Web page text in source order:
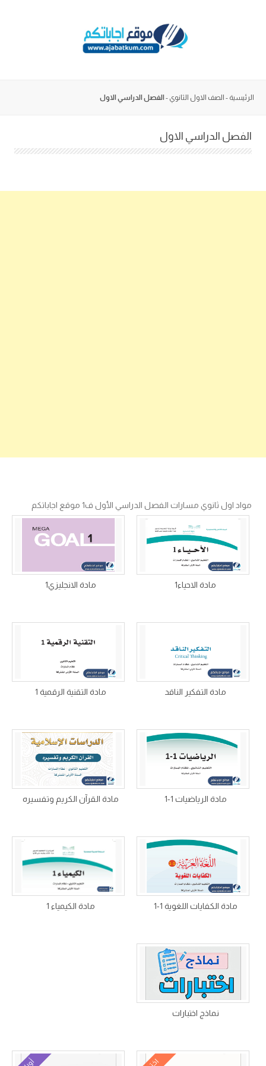
الرئيسية - الصف الاول الثانوي - الفصل الدراسي الاول
الفصل الدراسي الاول
مواد اول ثانوي مسارات الفصل الدراسي الأول ف1 موقع اجاباتكم
مادة الاحياء1 مادة الانجليزي1
مادة التفكير الناقد مادة التقنية الرقمية 1
مادة الرياضيات 1-1 مادة القرآن الكريم وتفسيره
مادة الكفايات اللغوية 1-1 مادة الكيمياء 1
نماذج اختبارات